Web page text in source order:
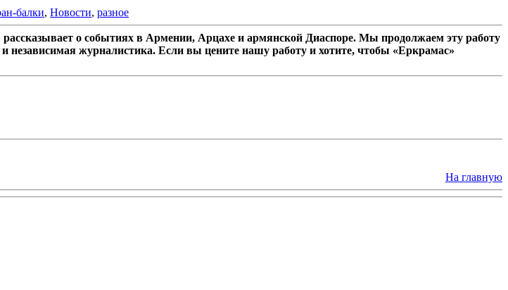
балки, Новости, разное
о событиях в Армении, Арцахе и армянской Диаспоре. Мы продолжаем эту работу
независимая журналистика. Если вы цените нашу работу и хотите, чтобы «Еркрамас»
На главную